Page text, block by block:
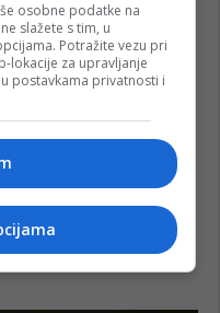
osobne podatke na
slažete s tim, u
Potražite vezu pri
lokacije za upravljanje
postavkama privatnosti i